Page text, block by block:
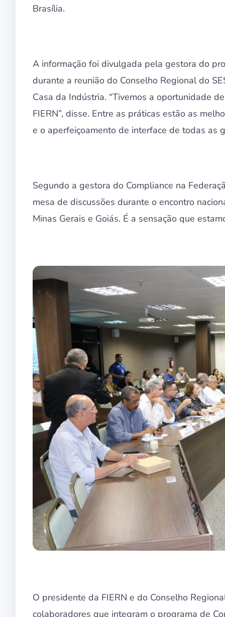
Brasília.
A informação foi divulgada pela gestora do
durante a reunião do Conselho Regional do
Casa da Indústria. “Tivemos a oportunidade
FIERN”, disse. Entre as práticas estão as
e o aperfeiçoamento de interface de todas as
Segundo a gestora do Compliance na
mesa de discussões durante o encontro
Minas Gerais e Goiás. É a sensação que
O presidente da FIERN e do Conselho
colaboradores que integram o programa de